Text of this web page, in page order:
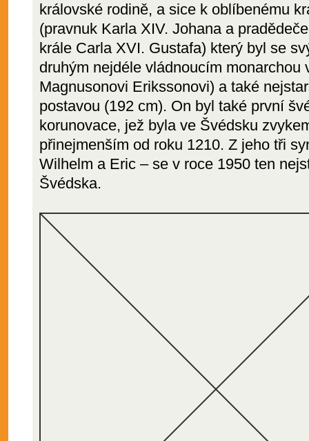
královské rodině, a sice k oblíbenému
(pravnuk Karla XIV. Johana a
krále Carla XVI. Gustafa) který byl se
druhým nejdéle vládnoucím monarchou
Magnusonovi Erikssonovi) a také
postavou (192 cm). On byl také první
korunovace, jež byla ve Švédsku
přinejmenším od roku 1210. Z jeho tři
Wilhelm a Eric – se v roce 1950 ten
Švédska.